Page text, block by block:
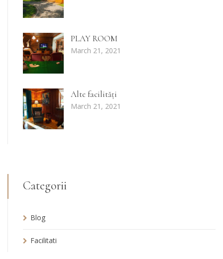
PLAY ROOM
March 21, 2021
Alte facilități
March 21, 2021
Categorii
Blog
Facilitati